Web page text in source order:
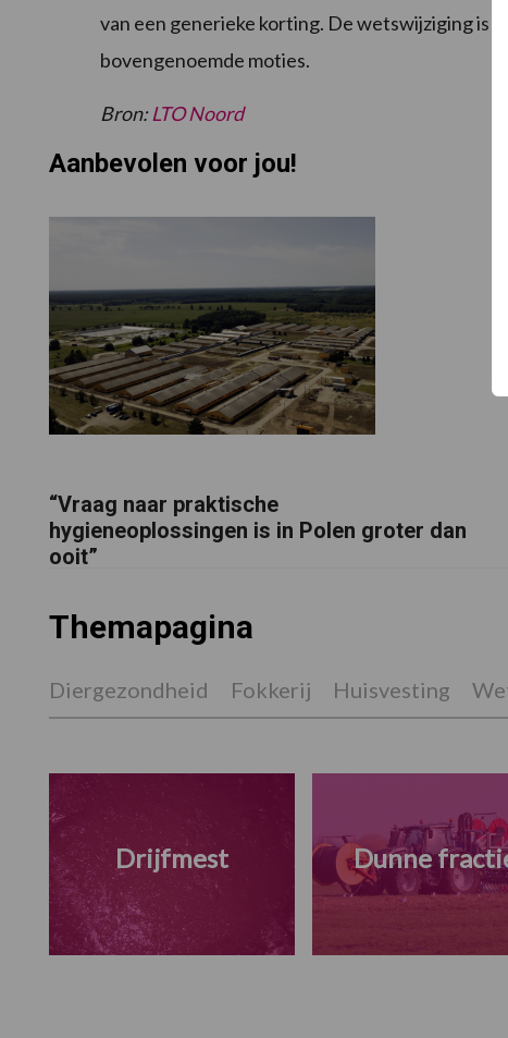
van een generieke korting. De wetswijziging is
bovengenoemde moties.
Bron:LTO Noord
Aanbevolen voor jou!
“Vraag naar praktische
hygieneoplossingen is in Polen groter dan
ooit”
Themapagina
Diergezondheid Fokkerij Huisvesting
Drijfmest Dunne